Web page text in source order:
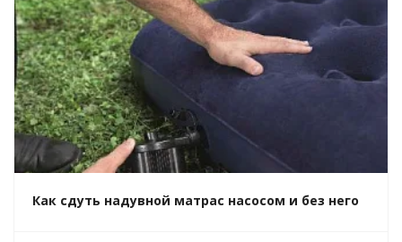
Как сдуть надувной матрас насосом и без него